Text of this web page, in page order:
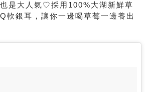
是大人氣♡採用100%大湖新鮮草
軟銀耳，讓你一邊喝草莓一邊養出